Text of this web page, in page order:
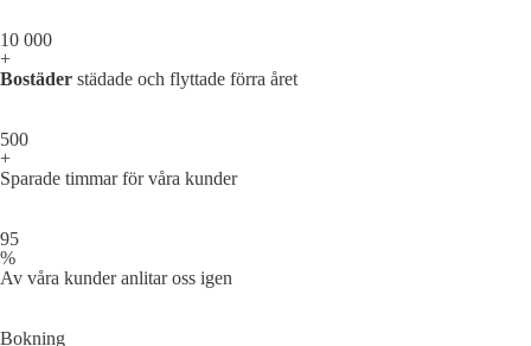
10 000
+
Bostäder städade och flyttade förra året
500
+
Sparade timmar för våra kunder
95
%
Av våra kunder anlitar oss igen
Bokning